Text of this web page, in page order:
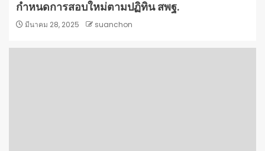
กำหนดการสอบใหม่ตามปฏิทิน สพฐ.
มีนาคม 28, 2025 suanchon